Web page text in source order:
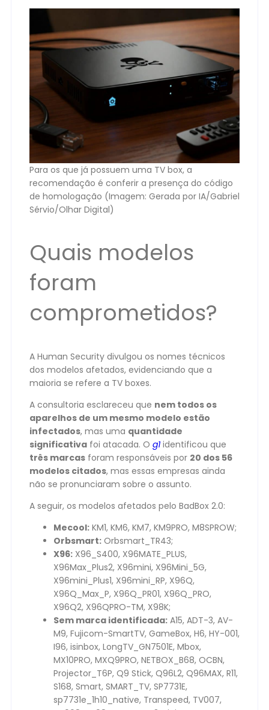
Para os que já possuem uma TV box, a
recomendação é conferir a presença do código
de homologação (Imagem: Gerada por IA/Gabriel
Sérvio/Olhar Digital)
Quais modelos
foram
comprometidos?
A Human Security divulgou os nomes técnicos
dos modelos afetados, evidenciando que a
maioria se refere a TV boxes.
A consultoria esclareceu que nem todos os
aparelhos de um mesmo modelo estão
infectados, mas uma quantidade
significativa foi atacada. O g1identificou que
três marcas foram responsáveis por 20 dos 56
modelos citados, mas essas empresas ainda
não se pronunciaram sobre o assunto.
A seguir, os modelos afetados pelo BadBox 2.0:
Mecool: KM1, KM6, KM7, KM9PRO, M8SPROW;
Orbsmart: Orbsmart_TR43;
X96: X96_S400, X96MATE_PLUS,
X96Max_Plus2, X96mini, X96Mini_5G,
X96mini_Plus1, X96mini_RP, X96Q,
X96Q_Max_P, X96Q_PR01, X96Q_PRO,
X96Q2, X96QPRO-TM, X98K;
Sem marca identificada: A15, ADT-3, AV-
M9, Fujicom-SmartTV, GameBox, H6, HY-001,
I96, isinbox, LongTV_GN7501E, Mbox,
MX10PRO, MXQ9PRO, NETBOX_B68, OCBN,
Projector_T6P, Q9 Stick, Q96L2, Q96MAX, R11,
S168, Smart, SMART_TV, SP7731E,
sp7731e_1h10_native, Transpeed, TV007,